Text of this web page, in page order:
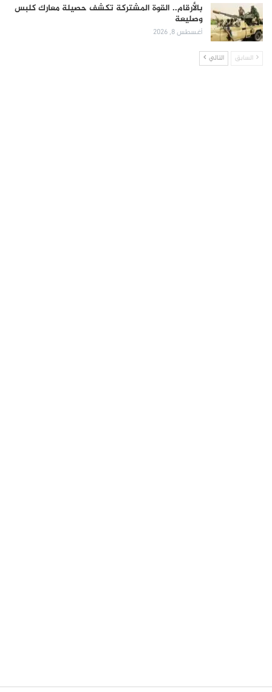
بالأرقام.. القوة المشتركة تكشف حصيلة معارك كلبس
وصليعة
أغسطس 8, 2026
السابق التالي